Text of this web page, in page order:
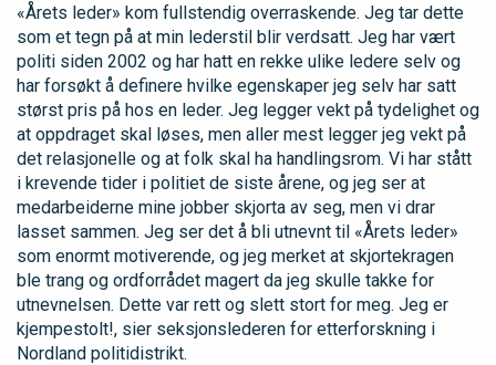
«Årets leder» kom fullstendig overraskende. Jeg tar dette
som et tegn på at min lederstil blir verdsatt. Jeg har vært
politi siden 2002 og har hatt en rekke ulike ledere selv og
har forsøkt å definere hvilke egenskaper jeg selv har satt
størst pris på hos en leder. Jeg legger vekt på tydelighet og
at oppdraget skal løses, men aller mest legger jeg vekt på
det relasjonelle og at folk skal ha handlingsrom. Vi har stått
i krevende tider i politiet de siste årene, og jeg ser at
medarbeiderne mine jobber skjorta av seg, men vi drar
lasset sammen. Jeg ser det å bli utnevnt til «Årets leder»
som enormt motiverende, og jeg merket at skjortekragen
ble trang og ordforrådet magert da jeg skulle takke for
utnevnelsen. Dette var rett og slett stort for meg. Jeg er
kjempestolt!, sier seksjonslederen for etterforskning i
Nordland politidistrikt.